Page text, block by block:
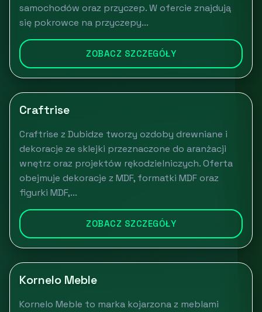
samochodów oraz przyczep. W ofercie znajdują
się pokrowce na przyczepy...
ZOBACZ SZCZEGÓŁY
Craftrise
Craftrise z Dubidze tworzy ozdoby drewniane i
dekoracje ze sklejki przeznaczone do aranżacji
wnętrz oraz projektów rękodzielniczych. Oferta
obejmuje dekoracje z MDF, formatki MDF oraz
figurki MDF,...
ZOBACZ SZCZEGÓŁY
Kornelo Meble
Kornelo Meble to marka kojarzona z meblami